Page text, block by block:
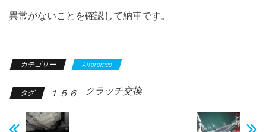
異常がないことを確認して納車です。
カテゴリー Alfaromeo
タグ １５６ クラッチ交換